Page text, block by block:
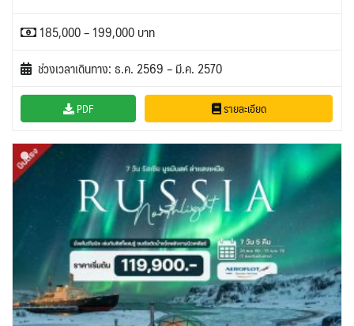
185,000 – 199,000 บาท
ช่วงเวลาเดินทาง: ธ.ค. 2569 – มี.ค. 2570
PDF รายละเอียด